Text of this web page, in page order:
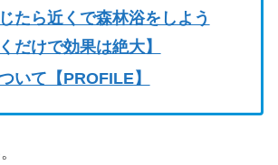
たら近くで森林浴をしよう
だけで効果は絶大】
いて【PROFILE】